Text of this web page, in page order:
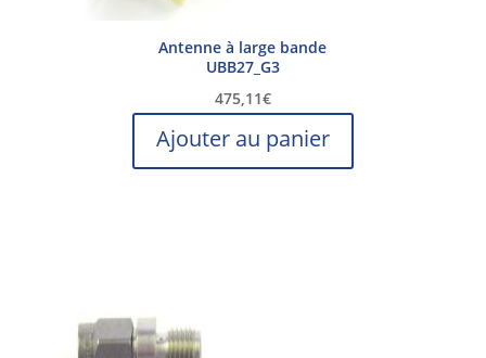
Antenne à large bande
UBB27_G3
475,11€
Ajouter au panier